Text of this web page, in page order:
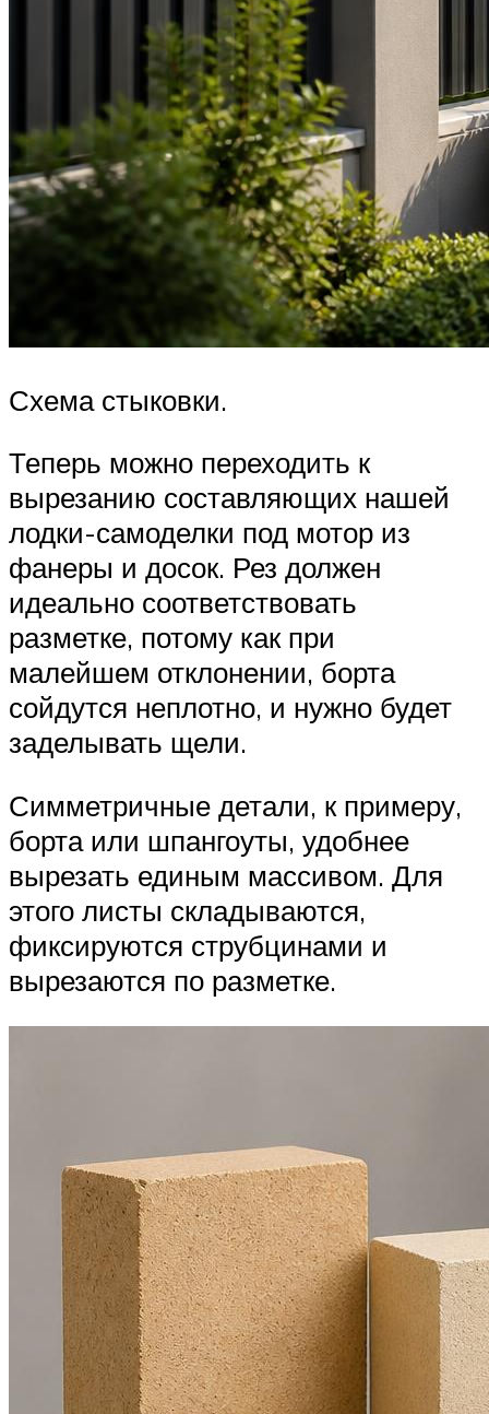
Схема стыковки.
Теперь можно переходить к
вырезанию составляющих нашей
лодки-самоделки под мотор из
фанеры и досок. Рез должен
идеально соответствовать
разметке, потому как при
малейшем отклонении, борта
сойдутся неплотно, и нужно будет
заделывать щели.
Симметричные детали, к примеру,
борта или шпангоуты, удобнее
вырезать единым массивом. Для
этого листы складываются,
фиксируются струбцинами и
вырезаются по разметке.